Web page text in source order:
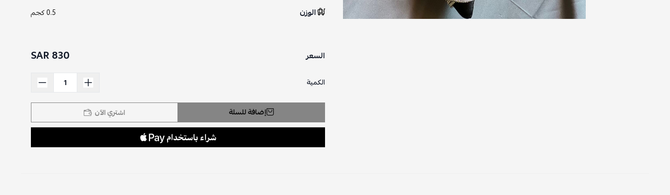
الوزن 0.5 كجم
السعر 830 SAR
الكمية
إضافة للسلة اشتري الآن